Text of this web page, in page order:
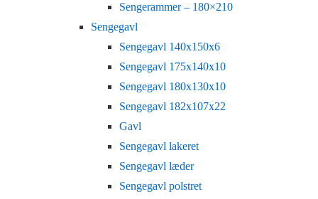
Sengerammer – 180×210
Sengegavl
Sengegavl 140x150x6
Sengegavl 175x140x10
Sengegavl 180x130x10
Sengegavl 182x107x22
Gavl
Sengegavl lakeret
Sengegavl læder
Sengegavl polstret